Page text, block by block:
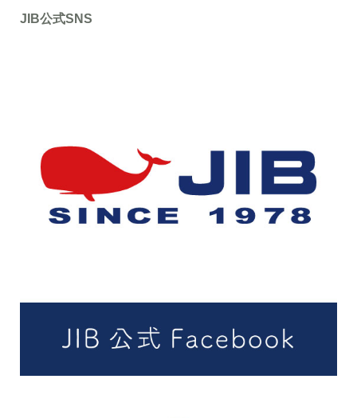
JIB公式SNS